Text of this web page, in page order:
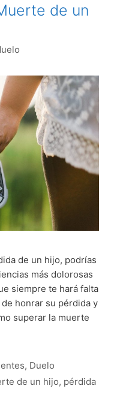
de un
de un hijo, podrías
más dolorosas
siempre te hará falta
honrar su pérdida y
superar la muerte
, Duelo
de un hijo, pérdida